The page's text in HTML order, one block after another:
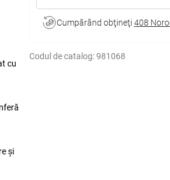
Cumpărând obţineţi 408
Codul de catalog:981068
cu
și